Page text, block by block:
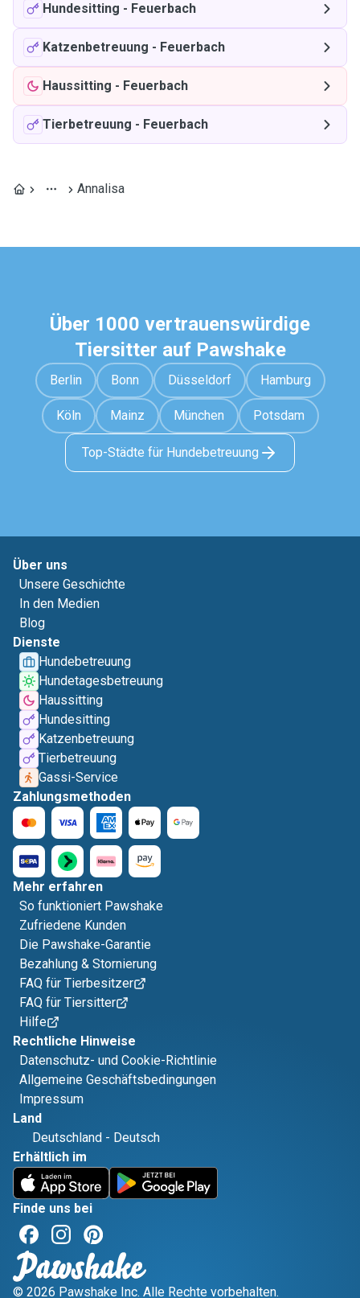
Hundesitting - Feuerbach
Katzenbetreuung - Feuerbach
Haussitting - Feuerbach
Tierbetreuung - Feuerbach
Annalisa
Über 1000 vertrauenswürdige
Tiersitter auf Pawshake
Berlin Bonn Düsseldorf Hamburg
Köln Mainz München Potsdam
Top-Städte für Hundebetreuung
Über uns
Unsere Geschichte
In den Medien
Blog
Dienste
Hundebetreuung
Hundetagesbetreuung
Haussitting
Hundesitting
Katzenbetreuung
Tierbetreuung
Gassi-Service
Zahlungsmethoden
Mehr erfahren
So funktioniert Pawshake
Zufriedene Kunden
Die Pawshake-Garantie
Bezahlung & Stornierung
FAQ für Tierbesitzer
FAQ für Tiersitter
Hilfe
Rechtliche Hinweise
Datenschutz- und Cookie-Richtlinie
Allgemeine Geschäftsbedingungen
Impressum
Land
Deutschland - Deutsch
Erhältlich im
Finde uns bei
© 2026 Pawshake Inc. Alle Rechte vorbehalten.